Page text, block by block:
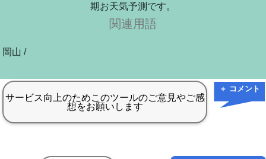
期お天気予測です。
関連用語
岡山 /
＋ コメント